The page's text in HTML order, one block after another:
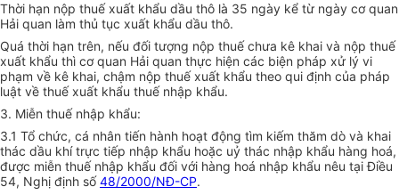
Thời hạn nộp thuế xuất khẩu dầu thô là 35 ngày kể từ ngày cơ quan
Hải quan làm thủ tục xuất khẩu dầu thô.
Quá thời hạn trên, nếu đối tượng nộp thuế chưa kê khai và nộp thuế
xuất khẩu thì cơ quan Hải quan thực hiện các biện pháp xử lý vi
phạm về kê khai, chậm nộp thuế xuất khẩu theo qui định của pháp
luật về thuế xuất khẩu thuế nhập khẩu.
3. Miễn thuế nhập khẩu:
3.1 Tổ chức, cá nhân tiến hành hoạt động tìm kiếm thăm dò và khai
thác dầu khí trực tiếp nhập khẩu hoặc uỷ thác nhập khẩu hàng hoá,
được miễn thuế nhập khẩu đối với hàng hoá nhập khẩu nêu tại Điều
54, Nghị định số48/2000/NĐ-CP.